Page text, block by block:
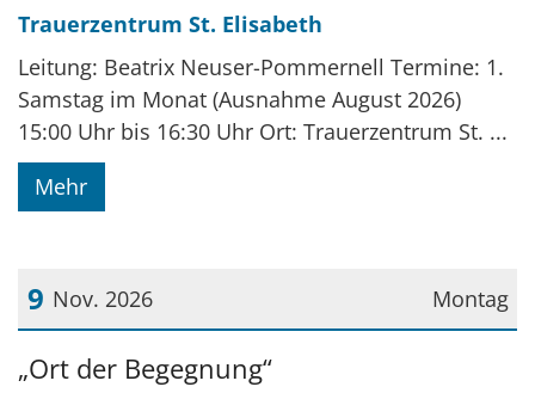
Trauerzentrum St. Elisabeth
Leitung: Beatrix Neuser-Pommernell Termine: 1.
Samstag im Monat (Ausnahme August 2026)
15:00 Uhr bis 16:30 Uhr Ort: Trauerzentrum St. ...
Mehr
Montag
9 Nov. 2026
Datum: 9. November 2026
„Ort der Begegnung“